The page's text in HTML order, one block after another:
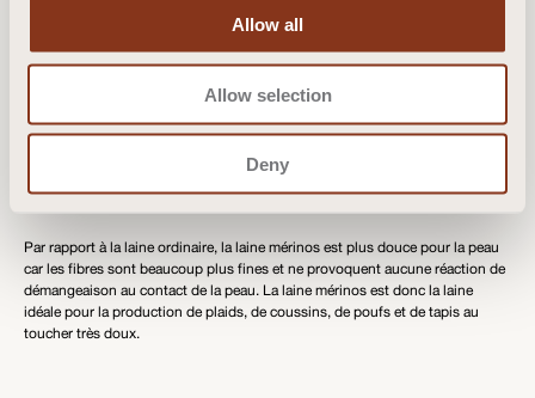
Allow all
Allow selection
Deny
Laine mérinos
Par rapport à la laine ordinaire, la laine mérinos est plus douce pour la peau
car les fibres sont beaucoup plus fines et ne provoquent aucune réaction de
démangeaison au contact de la peau. La laine mérinos est donc la laine
idéale pour la production de plaids, de coussins, de poufs et de tapis au
toucher très doux.